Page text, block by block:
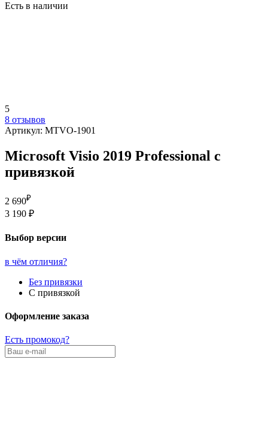
Есть в наличии
5
8 отзывов
Артикул: MTVO-1901
Microsoft Visio 2019 Professional с
привязкой
2 690₽
3 190 ₽
Выбор версии
в чём отличия?
Без привязки
С привязкой
Оформление заказа
Есть промокод?